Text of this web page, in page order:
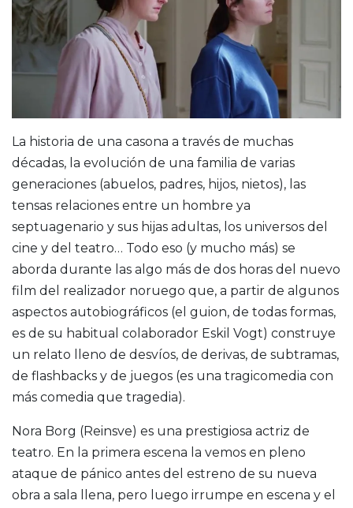
La historia de una casona a través de muchas
décadas, la evolución de una familia de varias
generaciones (abuelos, padres, hijos, nietos), las
tensas relaciones entre un hombre ya
septuagenario y sus hijas adultas, los universos del
cine y del teatro… Todo eso (y mucho más) se
aborda durante las algo más de dos horas del nuevo
film del realizador noruego que, a partir de algunos
aspectos autobiográficos (el guion, de todas formas,
es de su habitual colaborador Eskil Vogt) construye
un relato lleno de desvíos, de derivas, de subtramas,
de flashbacks y de juegos (es una tragicomedia con
más comedia que tragedia).
Nora Borg (Reinsve) es una prestigiosa actriz de
teatro. En la primera escena la vemos en pleno
ataque de pánico antes del estreno de su nueva
obra a sala llena, pero luego irrumpe en escena y el